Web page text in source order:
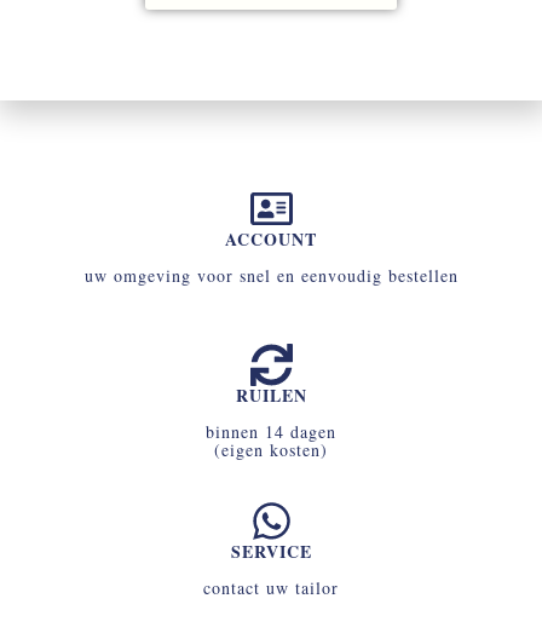
ACCOUNT
uw omgeving voor snel en eenvoudig bestellen
RUILEN
binnen 14 dagen
(eigen kosten)
SERVICE
contact uw tailor